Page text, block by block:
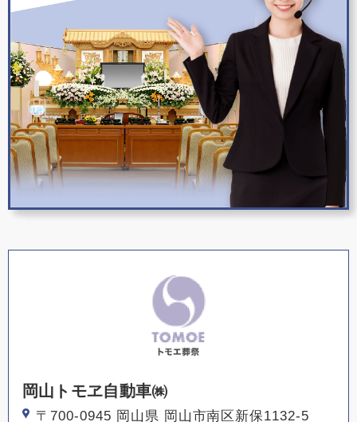
岡山トモヱ自動車㈱
〒700-0945 岡山県 岡山市南区新保1132-5